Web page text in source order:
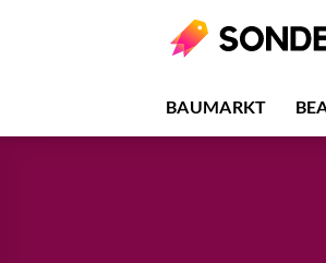
BAUMARKT